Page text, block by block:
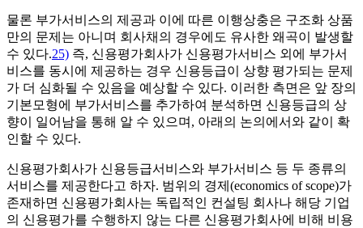
물론 부가서비스의 제공과 이에 따른 이행상충은 구조화 상품
만의 문제는 아니며 회사채의 경우에도 유사한 왜곡이 발생할
수 있다.25) 즉, 신용평가회사가 신용평가서비스 외에 부가서
비스를 동시에 제공하는 경우 신용등급이 상향 평가되는 문제
가 더 심화될 수 있음을 예상할 수 있다. 이러한 측면은 앞 장의
기본모형에 부가서비스를 추가하여 분석하면 신용등급의 상
향이 일어남을 통해 알 수 있으며, 아래의 논의에서와 같이 확
인할 수 있다.
신용평가회사가 신용등급서비스와 부가서비스 등 두 종류의
서비스를 제공한다고 하자. 범위의 경제(economics of scope)가
존재하면 신용평가회사는 독립적인 컨설팅 회사나 해당 기업
의 신용평가를 수행하지 않는 다른 신용평가회사에 비해 비용